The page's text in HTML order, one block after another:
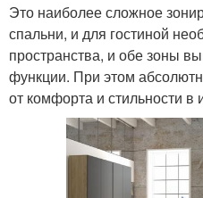
Это наиболее сложное
спальни, и для гостиной
пространства, и обе зоны
функции. При этом
от комфорта и стильности в